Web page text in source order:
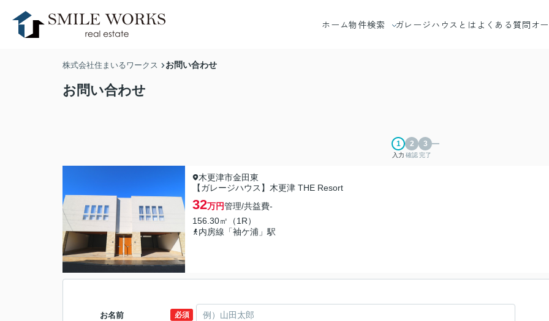
ホーム物件検索
ガレージハウスとは よくある質問 オ
株式会社住まいるワークス お問い合わせ
お問い合わせ
入力 確認完了
木更津市金田東
【ガレージハウス】木更津 THE Resort
32万円管理/共益費-
156.30㎡（1R）
内房線「袖ケ浦」駅
お名前 必須